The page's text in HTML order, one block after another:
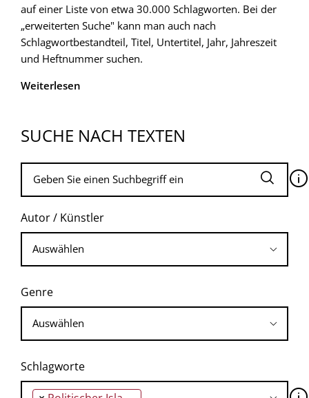
auf einer Liste von etwa 30.000 Schlagworten. Bei der
„erweiterten Suche" kann man auch nach
Schlagwortbestandteil, Titel, Untertitel, Jahr, Jahreszeit
und Heftnummer suchen.
Weiterlesen
SUCHE NACH TEXTEN
🛈
Autor / Künstler
Genre
Schlagworte